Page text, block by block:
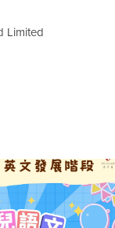
Limited